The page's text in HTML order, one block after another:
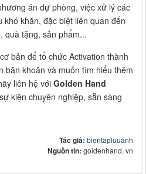
án dự phòng, việc xử lý các
khăn, đặc biệt liên quan đến
quà tặng, sản phẩm...
bản để tổ chức Activation thành
băn khoăn và muốn tìm hiểu thêm
liên hệ với Golden Hand
kiện chuyên nghiệp, sẵn sàng
Tác giả: bientapluuanh
Nguồn tin: goldenhand. vn